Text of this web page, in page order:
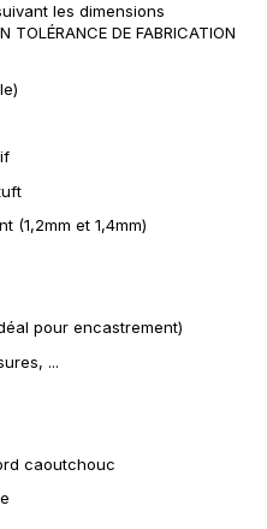
les dimensions
DE FABRICATION
(1,2mm et 1,4mm)
pour encastrement)
...
caoutchouc